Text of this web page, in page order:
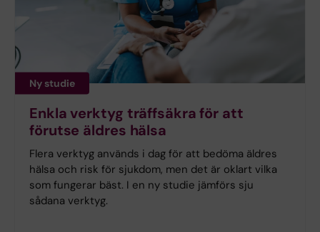
Ny studie
Enkla verktyg träffsäkra för att
förutse äldres hälsa
Flera verktyg används i dag för att bedöma äldres
hälsa och risk för sjukdom, men det är oklart vilka
som fungerar bäst. I en ny studie jämförs sju
sådana verktyg.